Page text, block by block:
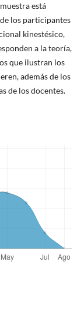
está
los participantes
kinestésico,
a la teoría,
que ilustran los
además de los
de los docentes.